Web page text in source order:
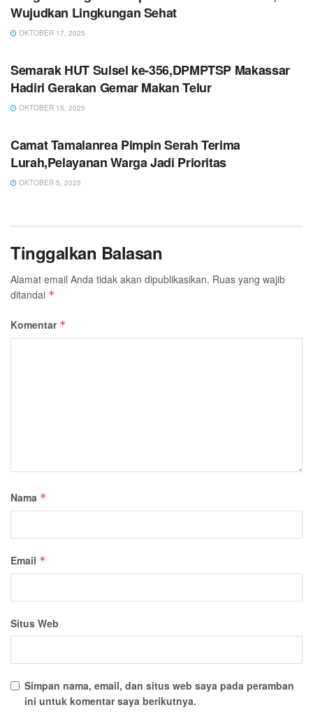
Wujudkan Lingkungan Sehat
OKTOBER 17, 2025
Semarak HUT Sulsel ke-356,DPMPTSP Makassar
Hadiri Gerakan Gemar Makan Telur
OKTOBER 15, 2025
Camat Tamalanrea Pimpin Serah Terima
Lurah,Pelayanan Warga Jadi Prioritas
OKTOBER 5, 2025
Tinggalkan Balasan
Alamat email Anda tidak akan dipublikasikan. Ruas yang wajib
ditandai *
Komentar *
Nama *
Email *
Situs Web
Simpan nama, email, dan situs web saya pada peramban
ini untuk komentar saya berikutnya.